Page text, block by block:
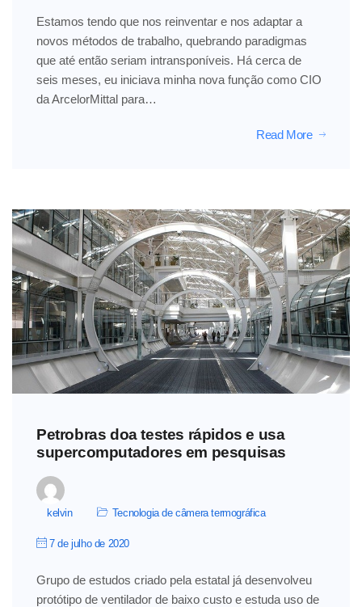
Estamos tendo que nos reinventar e nos adaptar a
novos métodos de trabalho, quebrando paradigmas
que até então seriam intransponíveis. Há cerca de
seis meses, eu iniciava minha nova função como CIO
da ArcelorMittal para…
Read More
Petrobras doa testes rápidos e usa
supercomputadores em pesquisas
kelvin Tecnologia de câmera termográfica
7 de julho de 2020
Grupo de estudos criado pela estatal já desenvolveu
protótipo de ventilador de baixo custo e estuda uso de